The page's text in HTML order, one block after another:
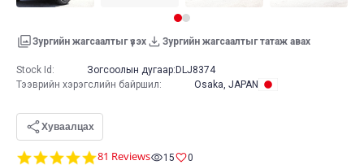
Зургийн жагсаалтыг үзэх Зургийн жагсаалтыг татаж авах
4.8
81 Reviews 15 0
Stock Id: Зогсоолын дугаар: DLJ8374
Тээврийн хэрэгслийн байршил: Osaka, JAPAN
Хуваалцах